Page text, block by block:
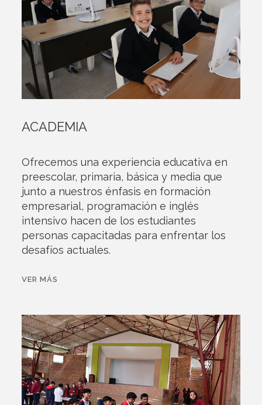
ACADEMIA
Ofrecemos una experiencia educativa en
preescolar, primaria, básica y media que
junto a nuestros énfasis en formación
empresarial, programación e inglés
intensivo hacen de los estudiantes
personas capacitadas para enfrentar los
desafíos actuales.
VER MÁS